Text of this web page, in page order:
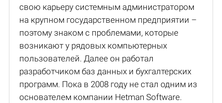
свою карьеру системным администратором
на крупном государственном предприятии –
поэтому знаком с проблемами, которые
возникают у рядовых компьютерных
пользователей. Далее он работал
разработчиком баз данных и бухгалтерских
программ. Пока в 2008 году не стал одним из
основателем компании Hetman Software.